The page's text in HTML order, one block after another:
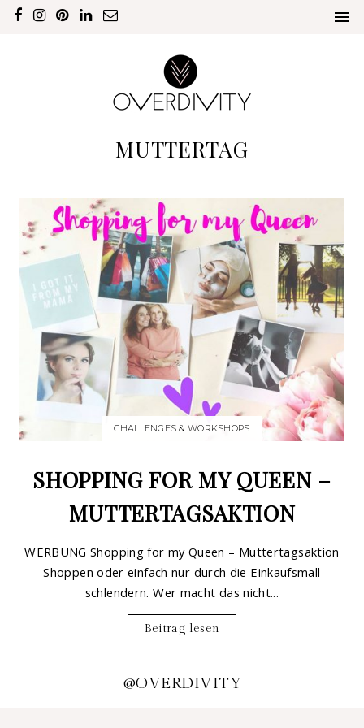
MUTTERTAG
CHALLENGES & WORKSHOPS
SHOPPING FOR MY QUEEN –
MUTTERTAGSAKTION
WERBUNG Shopping for my Queen – Muttertagsaktion
Shoppen oder einfach nur durch die Einkaufsmall
schlendern. Wer macht das nicht...
Beitrag lesen
@OVERDIVITY